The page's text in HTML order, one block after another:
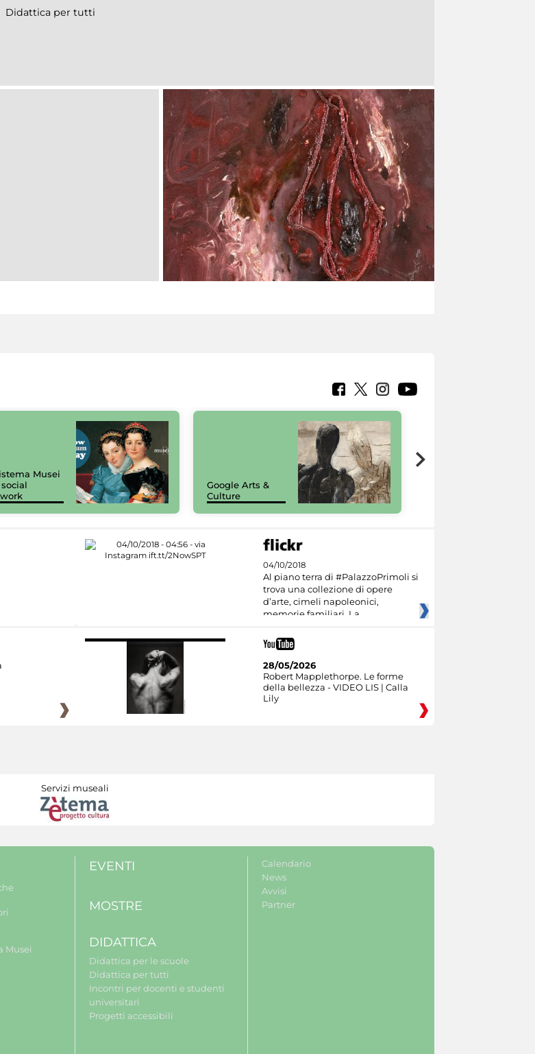
Didattica per tutti
Musei
Google Arts &
Culture
04/10/2018
Al piano terra di #PalazzoPrimoli si
trova una collezione di opere
d’arte, cimeli napoleonici,
memorie familiari. La
28/05/2026
Robert Mapplethorpe. Le forme
della bellezza - VIDEO LIS | Calla
Lily
Servizi museali
Musei
EVENTI
MOSTRE
DIDATTICA
Didattica per le scuole
Didattica per tutti
Incontri per docenti e studenti
universitari
Progetti accessibili
Calendario
News
Avvisi
Partner